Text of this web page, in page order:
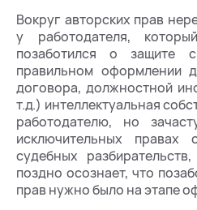
Вокруг авторских прав
у работодателя,
позаботился о защите
правильном оформлении
договора, должностной
т.д.) интеллектуальная
работодателю, но
исключительных правах
судебных
поздно осознает, что
прав нужно было на этапе